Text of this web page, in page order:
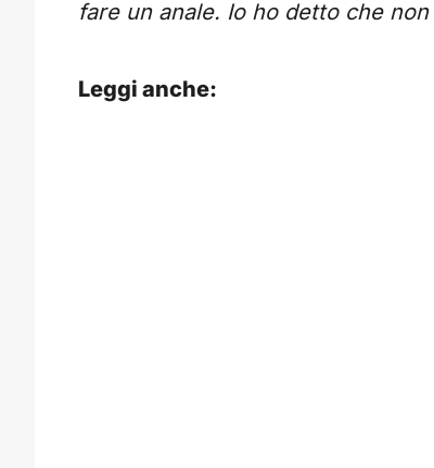
fare un anale. Io ho detto che
Leggi anche: